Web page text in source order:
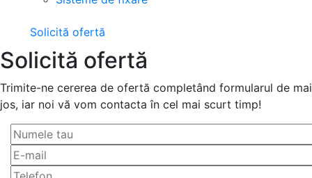
Solicită ofertă
Solicită ofertă
Trimite-ne cererea de ofertă completând formularul de mai
jos, iar noi vă vom contacta în cel mai scurt timp!